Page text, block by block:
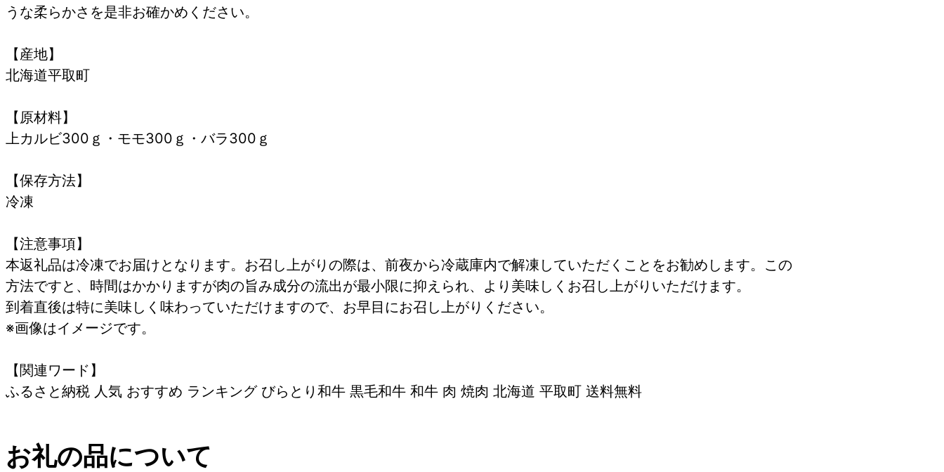
うな柔らかさを是非お確かめください。
【産地】
北海道平取町
【原材料】
上カルビ300ｇ・モモ300ｇ・バラ300ｇ
【保存方法】
冷凍
【注意事項】
本返礼品は冷凍でお届けとなります。お召し上がりの際は、前夜から冷蔵庫内で解凍していただくことをお勧めします。この
方法ですと、時間はかかりますが肉の旨み成分の流出が最小限に抑えられ、より美味しくお召し上がりいただけます。
到着直後は特に美味しく味わっていただけますので、お早目にお召し上がりください。
※画像はイメージです。
【関連ワード】
ふるさと納税 人気 おすすめ ランキング びらとり和牛 黒毛和牛 和牛 肉 焼肉 北海道 平取町 送料無料
お礼の品について